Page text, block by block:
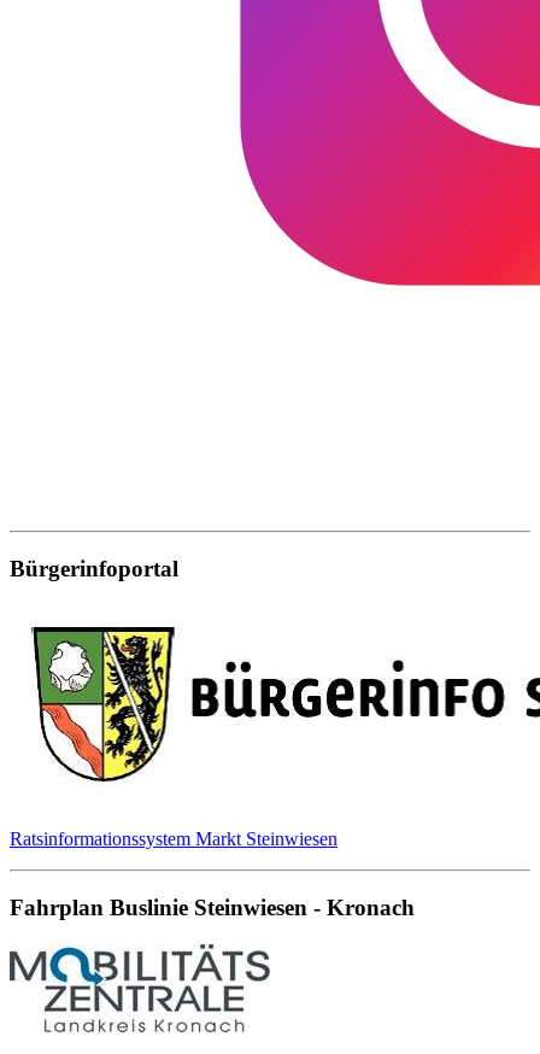
Bürgerinfoportal
Ratsinformationssystem Markt Steinwiesen
Fahrplan Buslinie Steinwiesen - Kronach